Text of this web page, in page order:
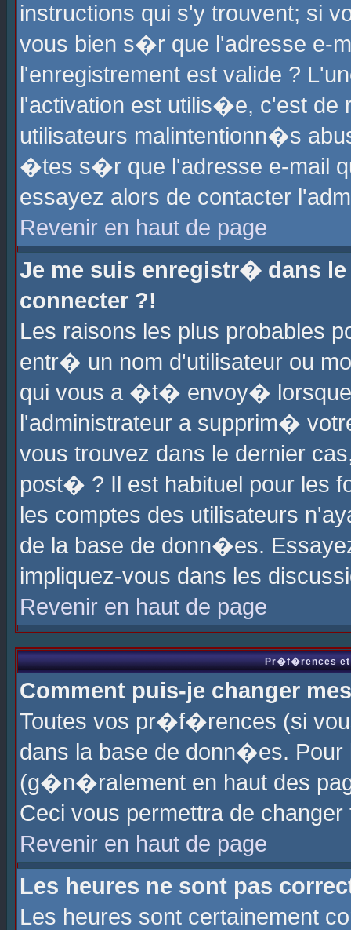
instructions qui s'y trouvent; si
vous bien s�r que l'adresse e-
l'enregistrement est valide ?
l'activation est utilis�e, c'est
utilisateurs malintentionn�s
�tes s�r que l'adresse e-mail
essayez alors de contacter
Revenir en haut de page
Je me suis enregistr� dans
connecter ?!
Les raisons les plus probables
entr� un nom d'utilisateur ou
qui vous a �t� envoy�
l'administrateur a supprim�
vous trouvez dans le dernier
post� ? Il est habituel pour les
les comptes des utilisateurs
de la base de donn�es.
impliquez-vous dans les
Revenir en haut de page
Pr�f�rences et
Comment puis-je changer
Toutes vos pr�f�rences (si
dans la base de donn�es.
(g�n�ralement en haut des
Ceci vous permettra de
Revenir en haut de page
Les heures ne sont pas
Les heures sont certainement